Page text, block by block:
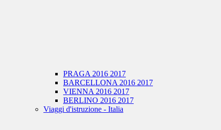
PRAGA 2016 2017
BARCELLONA 2016 2017
VIENNA 2016 2017
BERLINO 2016 2017
Viaggi d'istruzione - Italia